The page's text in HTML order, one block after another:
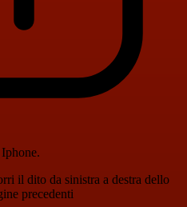
il dito da sinistra a destra dello
precedenti